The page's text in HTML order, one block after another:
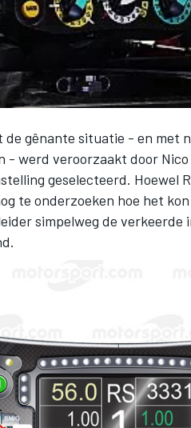
gênante situatie - en met
- werd veroorzaakt door
geselecteerd. Hoewel
te onderzoeken hoe het
simpelweg de